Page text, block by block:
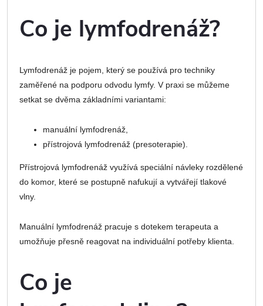
Co je lymfodrenáž?
Lymfodrenáž je pojem, který se používá pro techniky
zaměřené na podporu odvodu lymfy. V praxi se můžeme
setkat se dvěma základními variantami:
manuální lymfodrenáž,
přístrojová lymfodrenáž (presoterapie).
Přístrojová lymfodrenáž využívá speciální návleky rozdělené
do komor, které se postupně nafukují a vytvářejí tlakové
vlny.
Manuální lymfodrenáž pracuje s dotekem terapeuta a
umožňuje přesně reagovat na individuální potřeby klienta.
Co je